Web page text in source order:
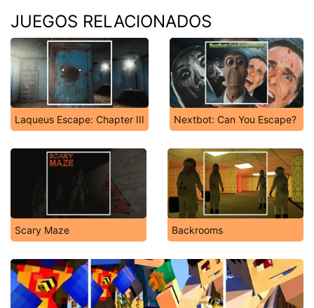
JUEGOS RELACIONADOS
Laqueus Escape: Chapter III Nextbot: Can You Escape?
Scary Maze Backrooms